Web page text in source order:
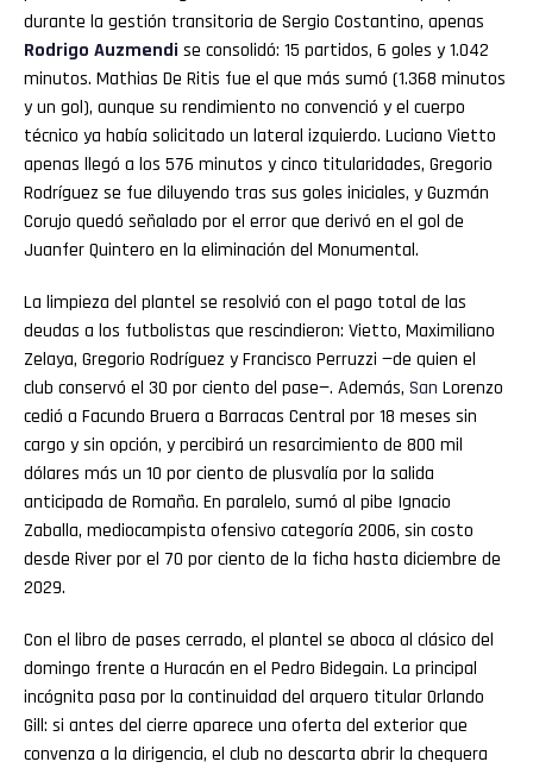
durante la gestión transitoria de Sergio Costantino, apenas
Rodrigo Auzmendi se consolidó: 15 partidos, 6 goles y 1.042
minutos. Mathias De Ritis fue el que más sumó (1.368 minutos
y un gol), aunque su rendimiento no convenció y el cuerpo
técnico ya había solicitado un lateral izquierdo. Luciano Vietto
apenas llegó a los 576 minutos y cinco titularidades, Gregorio
Rodríguez se fue diluyendo tras sus goles iniciales, y Guzmán
Corujo quedó señalado por el error que derivó en el gol de
Juanfer Quintero en la eliminación del Monumental.
La limpieza del plantel se resolvió con el pago total de las
deudas a los futbolistas que rescindieron: Vietto, Maximiliano
Zelaya, Gregorio Rodríguez y Francisco Perruzzi —de quien el
club conservó el 30 por ciento del pase—. Además, San Lorenzo
cedió a Facundo Bruera a Barracas Central por 18 meses sin
cargo y sin opción, y percibirá un resarcimiento de 800 mil
dólares más un 10 por ciento de plusvalía por la salida
anticipada de Romaña. En paralelo, sumó al pibe Ignacio
Zaballa, mediocampista ofensivo categoría 2006, sin costo
desde River por el 70 por ciento de la ficha hasta diciembre de
2029.
Con el libro de pases cerrado, el plantel se aboca al clásico del
domingo frente a Huracán en el Pedro Bidegain. La principal
incógnita pasa por la continuidad del arquero titular Orlando
Gill: si antes del cierre aparece una oferta del exterior que
convenza a la dirigencia, el club no descarta abrir la chequera